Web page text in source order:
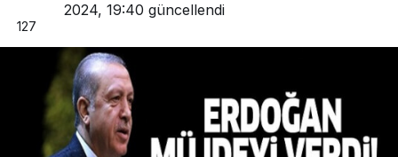
2024, 19:40 güncellendi
127